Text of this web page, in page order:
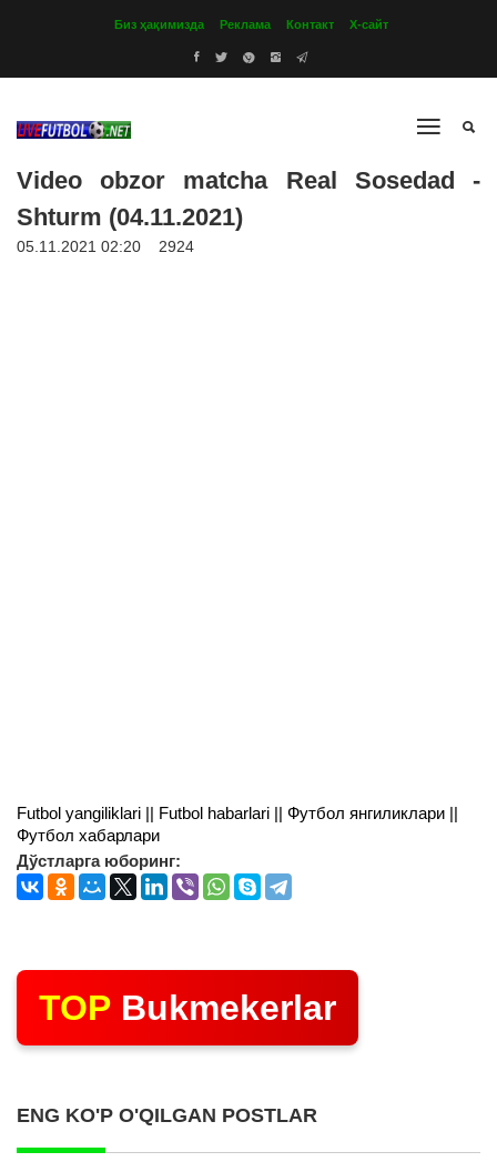
Биз ҳақимизда Реклама Контакт Х-сайт
Video obzor matcha Real Sosedad -
Shturm (04.11.2021)
05.11.2021 02:20 2924
Futbol yangiliklari || Futbol habarlari || Футбол янгиликлари ||
Футбол хабарлари
Дўстларга юборинг:
TOP Bukmekerlar
ENG KO'P O'QILGAN POSTLAR